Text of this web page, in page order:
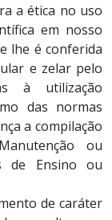
a ética no uso
em nosso
lhe é conferida
e zelar pelo
à utilização
das normas
a compilação
ou
de Ensino ou
de caráter